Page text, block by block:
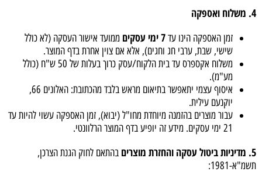
4. משלוח ואספקה
זמן האספקה הינו עד7 ימי עסקים
ממועד אישור העסקה (לא כולל
שישי, שבת, ערבי חג וחגים), אלא אם צוין אחרת בדף המוצר.
משלוח אקספרס עד בית הלקוח/עסק כרוך בעלות של 50 ש"ח (כולל
מע"מ).
איסוף עצמי יתאפשר בתיאום מראש בלבד מהכתובת: האלונים 66,
יוקנעם עילית.
עבור מוצרים בהזמנה מיוחדת מחו"ל (יבוא), זמן האספקה עשוי להיות עד
21 ימי עסקים. מידע זה יופיע בדף המוצר הרלוונטי.
5. מדיניות ביטול עסקה והחזרת מוצרים
בהתאם לחוק הגנת הצרכן,
תשמ"א-1981: